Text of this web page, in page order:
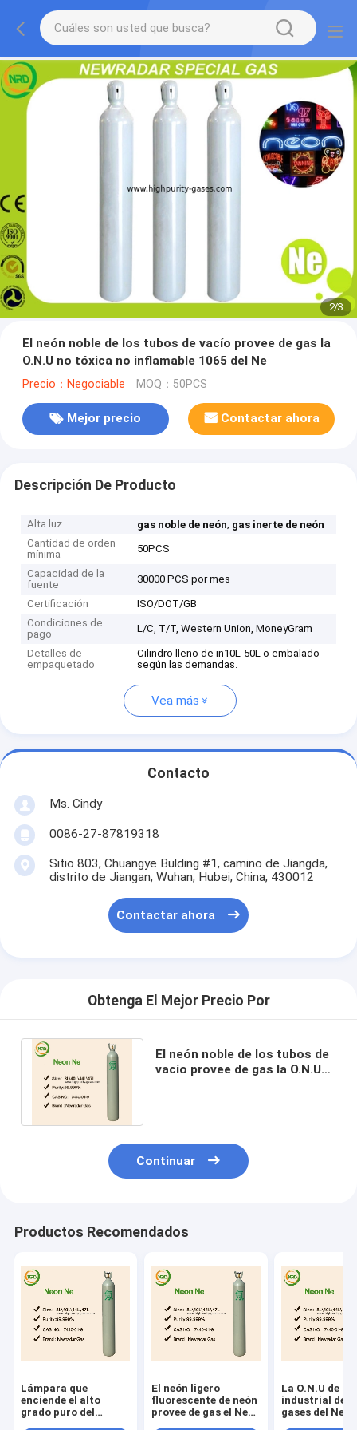
2/3
El neón noble de los tubos de vacío provee de gas la
O.N.U no tóxica no inflamable 1065 del Ne
Precio：Negociable MOQ：50PCS
Mejor precio Contactar ahora
Descripción De Producto
Alta luz gas noble de neón, gas inerte de neón
Cantidad de orden
mínima
50PCS
Capacidad de la
fuente
30000 PCS por mes
Certificación
ISO/DOT/GB
Condiciones de
pago
L/C, T/T, Western Union, MoneyGram
Detalles de
empaquetado
Cilindro lleno de in10L-50L o embalado
según las demandas.
Vea más
Contacto
Ms. Cindy
0086-27-87819318
Sitio 803, Chuangye Bulding #1, camino de Jiangda,
distrito de Jiangan, Wuhan, Hubei, China, 430012
Contactar ahora
Obtenga El Mejor Precio Por
El neón noble de los tubos de
vacío provee de gas la O.N.U
Continuar
Productos Recomendados
Lámpara que
enciende el alto
grado puro del
El neón ligero
fluorescente de neón
provee de gas el Ne
La O.N.U de
industrial de
gases del Ne